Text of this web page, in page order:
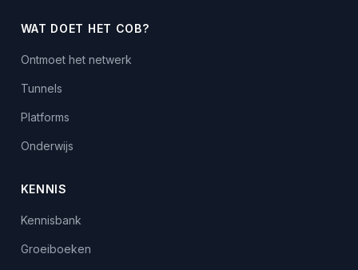
WAT DOET HET COB?
Ontmoet het netwerk
Tunnels
Platforms
Onderwijs
KENNIS
Kennisbank
Groeiboeken